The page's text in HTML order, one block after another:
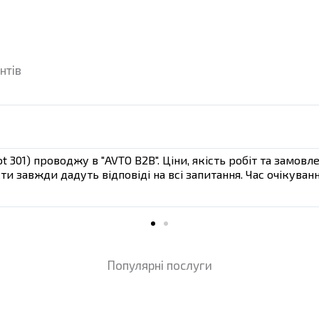
проводжу в "AVTO B2B". Ціни, якість робіт та
завжди дадуть відповіді на всі запитання. Час
Популярні послуги